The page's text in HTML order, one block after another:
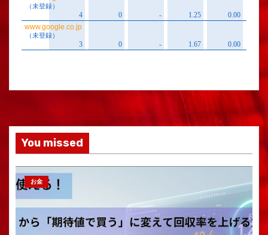
You missed
お金